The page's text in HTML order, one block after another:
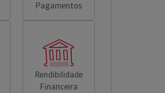
Pagamentos
Rendibilidade
Financeira